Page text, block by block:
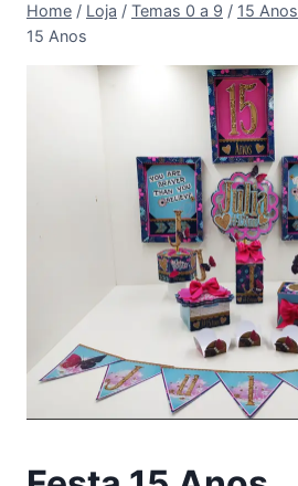
Home / Loja / Temas 0 a 9 / 15 Anos
15 Anos